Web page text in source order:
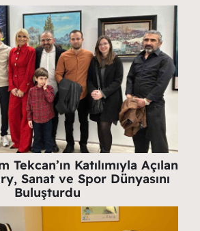
Tekcan’ın Katılımıyla Açılan
Sanat ve Spor Dünyasını
Buluşturdu